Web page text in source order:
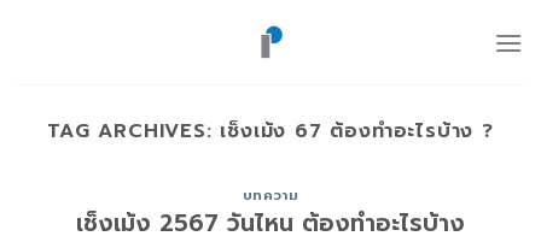
TAG ARCHIVES: เช็งเม้ง 67 ต้องทำอะไรบ้าง ?
บทความ
เช็งเม้ง 2567 วันไหน ต้องทำอะไรบ้าง